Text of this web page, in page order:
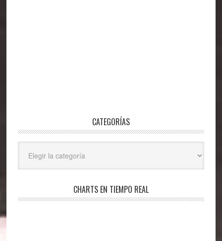
CATEGORÍAS
CHARTS EN TIEMPO REAL